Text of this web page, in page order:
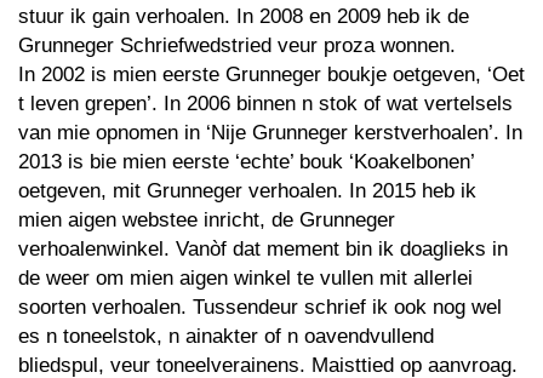
stuur ik gain verhoalen. In 2008 en 2009 heb ik de
Grunneger Schriefwedstried veur proza wonnen.
In 2002 is mien eerste Grunneger boukje oetgeven, ‘Oet
t leven grepen’. In 2006 binnen n stok of wat vertelsels
van mie opnomen in ‘Nije Grunneger kerstverhoalen’. In
2013 is bie mien eerste ‘echte’ bouk ‘Koakelbonen’
oetgeven, mit Grunneger verhoalen. In 2015 heb ik
mien aigen webstee inricht, de Grunneger
verhoalenwinkel. Vanòf dat mement bin ik doaglieks in
de weer om mien aigen winkel te vullen mit allerlei
soorten verhoalen. Tussendeur schrief ik ook nog wel
es n toneelstok, n ainakter of n oavendvullend
bliedspul, veur toneelverainens. Maisttied op aanvroag.